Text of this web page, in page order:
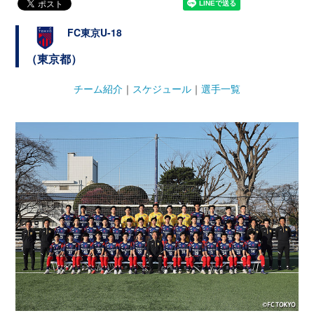
FC東京U-18
（東京都）
チーム紹介 ｜ スケジュール ｜ 選手一覧